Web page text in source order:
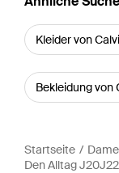
Kleider von
Bekleidung von
Startseite
Den Alltag